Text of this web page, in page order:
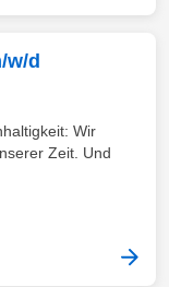
w/d
Wir
Zeit. Und